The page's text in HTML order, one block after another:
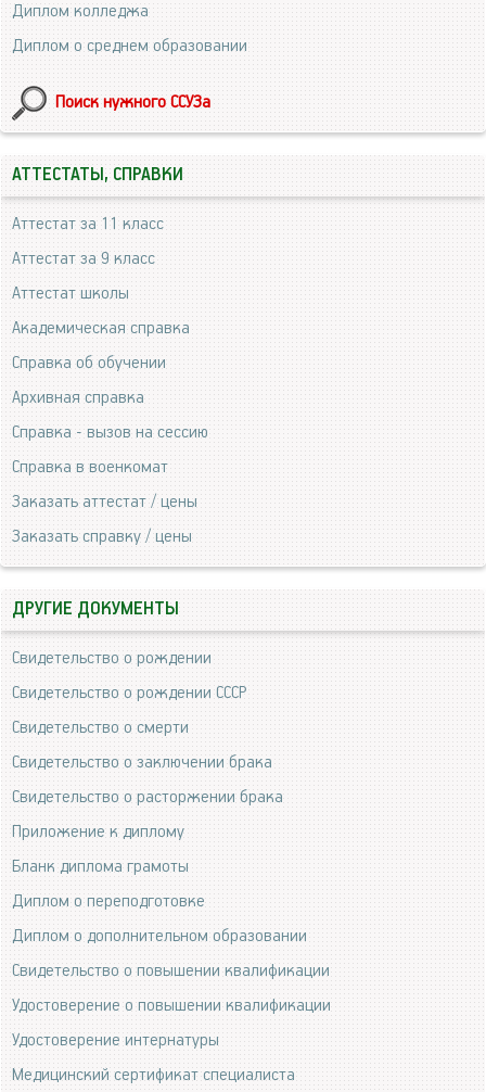
Диплом колледжа
Диплом о среднем образовании
Поиск нужного ССУЗа
АТТЕСТАТЫ, СПРАВКИ
Аттестат за 11 класс
Аттестат за 9 класс
Аттестат школы
Академическая справка
Справка об обучении
Архивная справка
Справка - вызов на сессию
Справка в военкомат
Заказать аттестат / цены
Заказать справку / цены
ДРУГИЕ ДОКУМЕНТЫ
Свидетельство о рождении
Свидетельство о рождении СССР
Свидетельство о смерти
Свидетельство о заключении брака
Свидетельство о расторжении брака
Приложение к диплому
Бланк диплома грамоты
Диплом о переподготовке
Диплом о дополнительном образовании
Свидетельство о повышении квалификации
Удостоверение о повышении квалификации
Удостоверение интернатуры
Медицинский сертификат специалиста